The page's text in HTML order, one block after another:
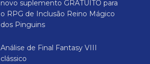
novo suplemento GRATUITO para
o RPG de Inclusão Reino Mágico
dos Pinguins
Análise de Final Fantasy VIII
clássico